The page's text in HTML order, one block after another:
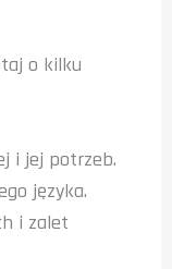
o kilku
i jej potrzeb.
języka.
i zalet